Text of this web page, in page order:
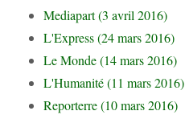
Mediapart (3 avril 2016)
L'Express (24 mars 2016)
Le Monde (14 mars 2016)
L'Humanité (11 mars 2016)
Reporterre (10 mars 2016)